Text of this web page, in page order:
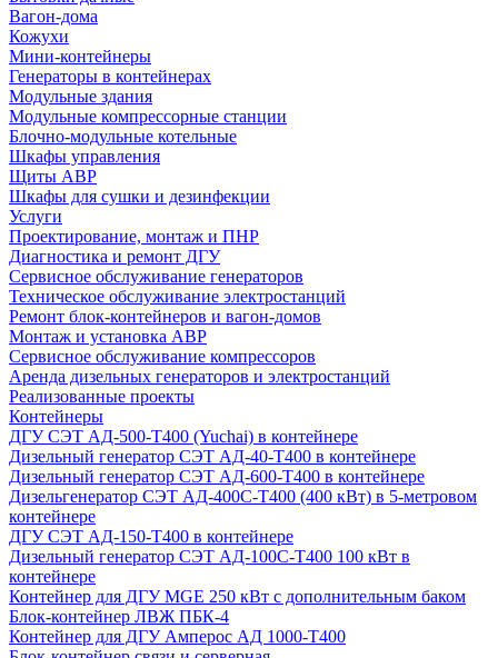
Вагон-дома
Кожухи
Мини-контейнеры
Генераторы в контейнерах
Модульные здания
Модульные компрессорные станции
Блочно-модульные котельные
Шкафы управления
Щиты АВР
Шкафы для сушки и дезинфекции
Услуги
Проектирование, монтаж и ПНР
Диагностика и ремонт ДГУ
Сервисное обслуживание генераторов
Техническое обслуживание электростанций
Ремонт блок-контейнеров и вагон-домов
Монтаж и установка АВР
Сервисное обслуживание компрессоров
Аренда дизельных генераторов и электростанций
Реализованные проекты
Контейнеры
ДГУ СЭТ АД-500-Т400 (Yuchai) в контейнере
Дизельный генератор СЭТ АД-40-Т400 в контейнере
Дизельный генератор СЭТ АД-600-Т400 в контейнере
Дизельгенератор СЭТ АД-400С-Т400 (400 кВт) в 5-метровом
контейнере
ДГУ СЭТ АД-150-Т400 в контейнере
Дизельный генератор СЭТ АД-100С-Т400 100 кВт в
контейнере
Контейнер для ДГУ MGE 250 кВт с дополнительным баком
Блок-контейнер ЛВЖ ПБК-4
Контейнер для ДГУ Амперос АД 1000-Т400